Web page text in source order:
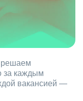
за каждым
вакансией —